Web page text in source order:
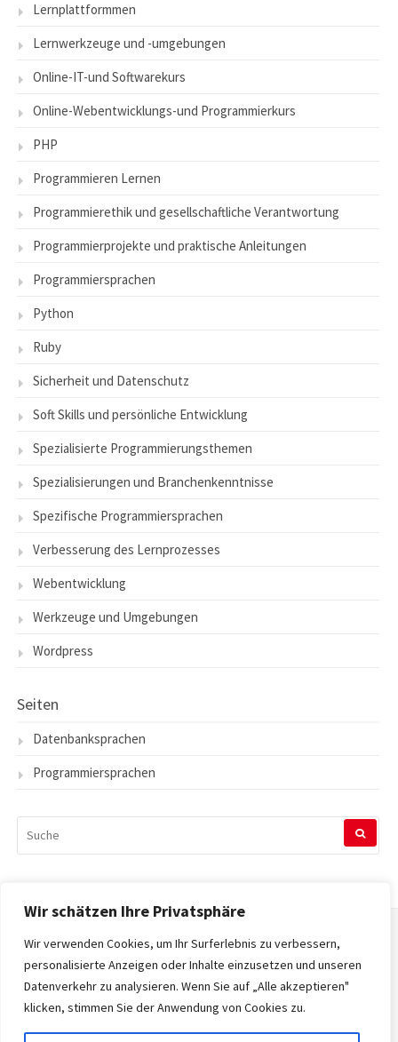
Wir schätzen Ihre Privatsphäre
Wir verwenden Cookies, um Ihr Surferlebnis zu verbessern,
personalisierte Anzeigen oder Inhalte einzusetzen und unseren
Datenverkehr zu analysieren. Wenn Sie auf „Alle akzeptieren"
klicken, stimmen Sie der Anwendung von Cookies zu.
Lernplattformmen
Lernwerkzeuge und -umgebungen
Online-IT-und Softwarekurs
Online-Webentwicklungs-und Programmierkurs
PHP
Programmieren Lernen
Programmierethik und gesellschaftliche Verantwortung
Programmierprojekte und praktische Anleitungen
Programmiersprachen
Python
Ruby
Sicherheit und Datenschutz
Soft Skills und persönliche Entwicklung
Spezialisierte Programmierungsthemen
Spezialisierungen und Branchenkenntnisse
Spezifische Programmiersprachen
Verbesserung des Lernprozesses
Webentwicklung
Werkzeuge und Umgebungen
Wordpress
Seiten
Datenbanksprachen
Programmiersprachen
NACH:
Startseite
Datenschutzerklärung